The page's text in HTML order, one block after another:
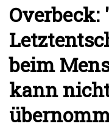
Overbeck:
beim
kann